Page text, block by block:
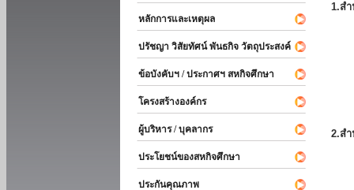
หลักการและเหตุผล
ปรัชญา วิสัยทัศน์ พันธกิจ วัตถุประสงค์
ข้อบังคับฯ / ประกาศฯ สหกิจศึกษา
โครงสร้างองค์กร
ผู้บริหาร / บุคลากร
ประโยชน์ของสหกิจศึกษา
ประกันคุณภาพ
1.ส
2.ส